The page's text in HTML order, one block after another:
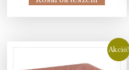
731
41
Akció!